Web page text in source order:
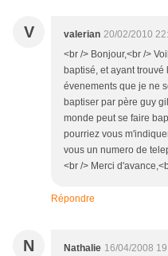
V valerian 20/02/2010
<br /> Bonjour,<br />
baptisé, et ayant
évenements que je ne
baptiser par père guy
monde peut se faire
pourriez vous
vous un numero de
<br /> Merci
Répondre
N Nathalie 16/04/2008